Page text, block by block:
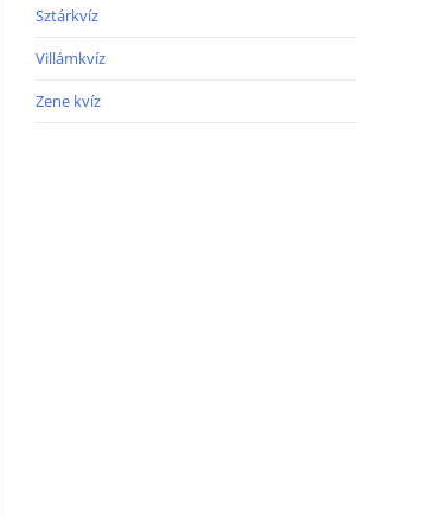
Sztárkvíz
Villámkvíz
Zene kvíz